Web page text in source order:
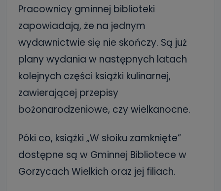
Pracownicy gminnej biblioteki
zapowiadają, że na jednym
wydawnictwie się nie skończy. Są już
plany wydania w następnych latach
kolejnych części książki kulinarnej,
zawierającej przepisy
bożonarodzeniowe, czy wielkanocne.
Póki co, książki „W słoiku zamknięte”
dostępne są w Gminnej Bibliotece w
Gorzycach Wielkich oraz jej filiach.